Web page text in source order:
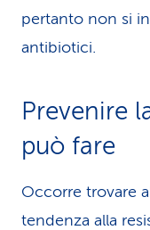
pertanto non si
antibiotici.
Prevenire
può fare
Occorre trovare
tendenza alla